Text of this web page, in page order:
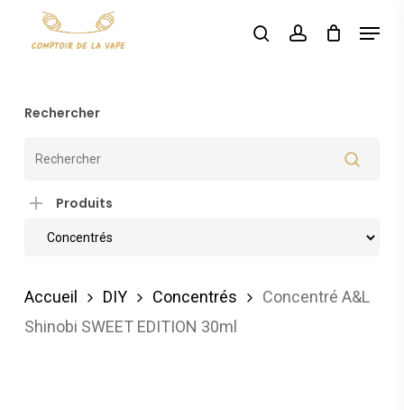
searchaccount
Menu
Rechercher
Produits
Accueil DIY Concentrés
Concentré A&L
Shinobi SWEET EDITION 30ml